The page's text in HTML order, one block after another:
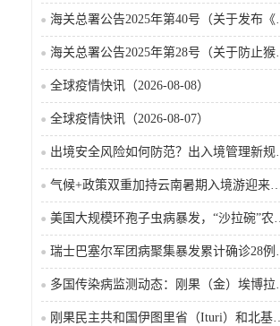
海关总署公告
海关总署公告
全球疫情快讯（2026-08-08）
全球疫情快讯（2026-08-07）
出境安全风
气候+政策双重加持云南暑期
美国大规模环孢子
瑞士巴塞
多国传染病
刚果民主共和国伊图里省（Ituri）和北基